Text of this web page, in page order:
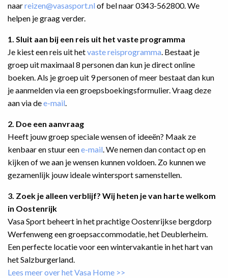
naarreizen@vasasport.nl of bel naar 0343-562800. We
helpen je graag verder.
1. Sluit aan bij een reis uit het vaste programma
Je kiest een reis uit hetvaste reisprogramma. Bestaat je
groep uit maximaal 8 personen dan kun je direct online
boeken. Als je groep uit 9 personen of meer bestaat dan kun
je aanmelden via een groepsboekingsformulier. Vraag deze
aan via dee-mail.
2. Doe een aanvraag
Heeft jouw groep speciale wensen of ideeën? Maak ze
kenbaar en stuur eene-mail. We nemen dan contact op en
kijken of we aan je wensen kunnen voldoen. Zo kunnen we
gezamenlijk jouw ideale wintersport samenstellen.
3. Zoek je alleen verblijf? Wij heten je van harte welkom
in Oostenrijk
Vasa Sport beheert in het prachtige Oostenrijkse bergdorp
Werfenweng een groepsaccommodatie, het Deublerheim.
Een perfecte locatie voor een wintervakantie in het hart van
het Salzburgerland.
Lees meer over het Vasa Home >>